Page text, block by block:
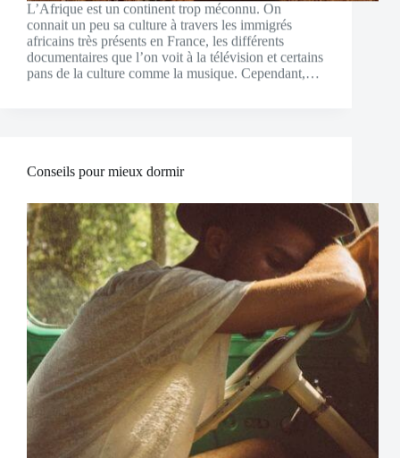
L’Afrique est un continent trop méconnu. On
connait un peu sa culture à travers les immigrés
africains très présents en France, les différents
documentaires que l’on voit à la télévision et certains
pans de la culture comme la musique. Cependant,…
Conseils pour mieux dormir